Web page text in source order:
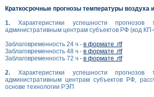
Краткосрочные прогнозы температуры воздуха
1. Характеристики успешности
административным центрам субъектов РФ (код
Заблаговременность 24 ч - в формате .rtf
Заблаговременность 48 ч - в формате .rtf
Заблаговременность 72 ч - в формате .rtf
2. Характеристики успешности
административным центрам субъектов РФ,
основе технологии РЭП